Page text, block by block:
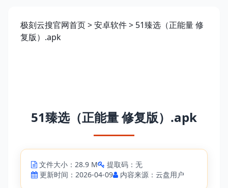
极刻云搜官网首页>安卓软件> 51臻选（正能量 修
复版）.apk
51臻选（正能量 修复版）.apk
文件大小：28.9 M
提取码：无
更新时间：2026-04-09
内容来源：云盘用户